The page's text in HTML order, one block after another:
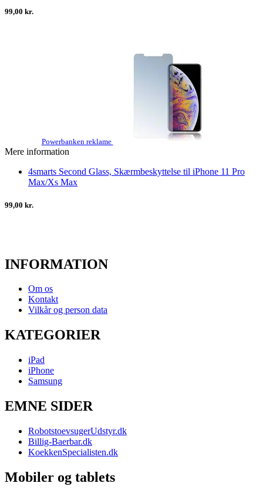
99,00 kr.
Powerbanken reklame
Mere information
4smarts Second Glass, Skærmbeskyttelse til iPhone 11 Pro
Max/Xs Max
99,00 kr.
INFORMATION
Om os
Kontakt
Vilkår og person data
KATEGORIER
iPad
iPhone
Samsung
EMNE SIDER
RobotstoevsugerUdstyr.dk
Billig-Baerbar.dk
KoekkenSpecialisten.dk
Mobiler og tablets